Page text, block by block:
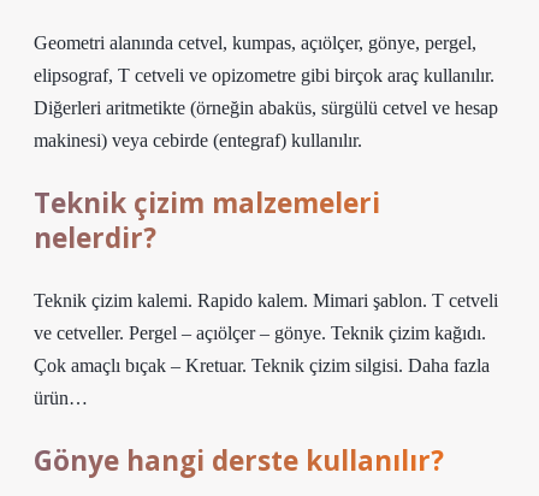
Geometri alanında cetvel, kumpas, açıölçer, gönye, pergel,
elipsograf, T cetveli ve opizometre gibi birçok araç kullanılır.
Diğerleri aritmetikte (örneğin abaküs, sürgülü cetvel ve hesap
makinesi) veya cebirde (entegraf) kullanılır.
Teknik çizim malzemeleri
nelerdir?
Teknik çizim kalemi. Rapido kalem. Mimari şablon. T cetveli
ve cetveller. Pergel – açıölçer – gönye. Teknik çizim kağıdı.
Çok amaçlı bıçak – Kretuar. Teknik çizim silgisi. Daha fazla
ürün…
Gönye hangi derste kullanılır?